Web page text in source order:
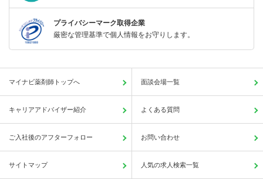
プライバシーマーク取得企業
厳密な管理基準で個人情報をお守りします。
マイナビ薬剤師トップへ 面談会場一覧
キャリアアドバイザー紹介 よくある質問
ご入社後のアフターフォロー お問い合わせ
サイトマップ 人気の求人検索一覧